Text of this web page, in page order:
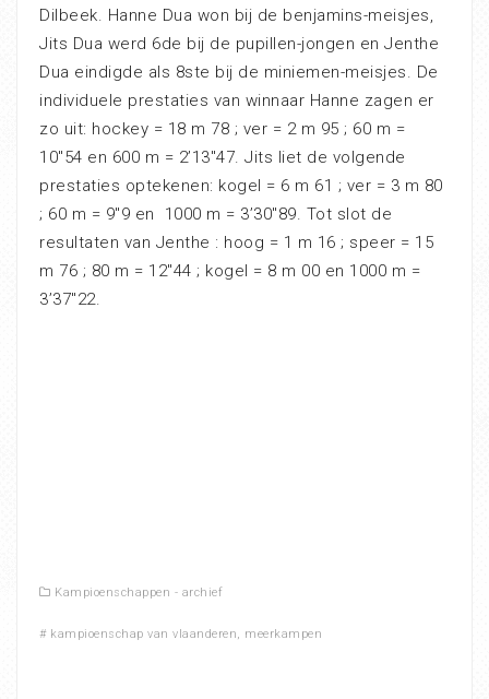
Dilbeek. Hanne Dua won bij de benjamins-meisjes,
Jits Dua werd 6de bij de pupillen-jongen en Jenthe
Dua eindigde als 8ste bij de miniemen-meisjes. De
individuele prestaties van winnaar Hanne zagen er
zo uit: hockey = 18 m 78 ; ver = 2 m 95 ; 60 m =
10″54 en 600 m = 2’13″47. Jits liet de volgende
prestaties optekenen: kogel = 6 m 61 ; ver = 3 m 80
; 60 m = 9″9 en 1000 m = 3’30″89. Tot slot de
resultaten van Jenthe : hoog = 1 m 16 ; speer = 15
m 76 ; 80 m = 12″44 ; kogel = 8 m 00 en 1000 m =
3’37″22.
Kampioenschappen - archief
# kampioenschap van vlaanderen, meerkampen